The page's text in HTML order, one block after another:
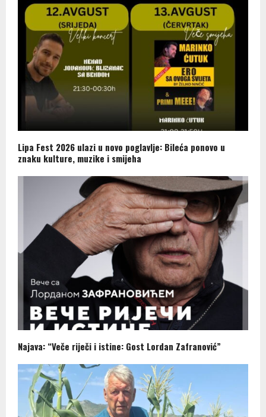
Lipa Fest 2026 ulazi u novo poglavlje: Bileća ponovo u
znaku kulture, muzike i smijeha
Najava: “Veče riječi i istine: Gost Lordan Zafranović”